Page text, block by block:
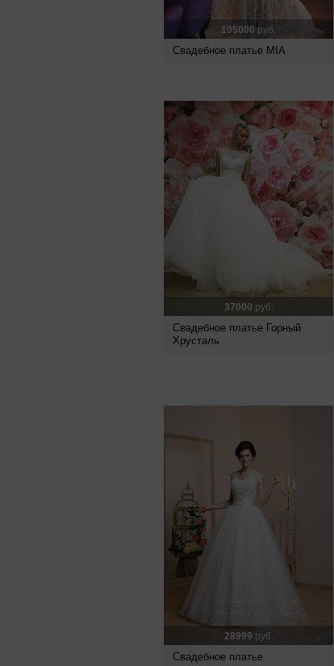
105000 руб.
Свадебное платье MIA
37000 руб.
Свадебное платье Горный
Хрусталь
28999 руб.
Свадебное платье